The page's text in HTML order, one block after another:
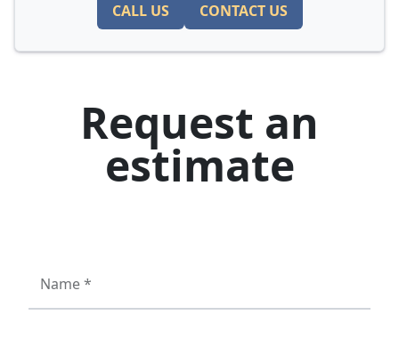
CALL US CONTACT US
Request an
estimate
Name *